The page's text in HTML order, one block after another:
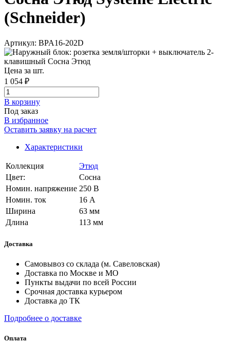
(Schneider)
Артикул: BPA16-202D
Цена за шт.
1 054 ₽
В корзинy
Под заказ
В избранное
Оставить заявку на расчет
Характеристики
Коллекция
Этюд
Цвет:
Сосна
Номин. напряжение 250 В
Номин. ток
16 А
Ширина
63 мм
Длина
113 мм
Доставка
Самовывоз со склада (м. Савеловская)
Доставка по Москве и МО
Пункты выдачи по всей России
Срочная доставка курьером
Доставка до ТК
Подробнее о доставке
Оплата